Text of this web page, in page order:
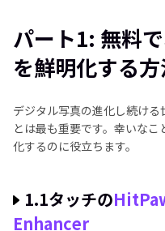
パート2: 携帯で写真を
パート2: パソコンで画
まとめ
パート1: 無料
を鮮明化する
デジタル写真の進化し続け
とは最も重要です。幸いな
化するのに役立ちます。
1.1タッチの
Enhancеr